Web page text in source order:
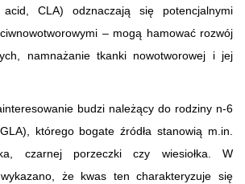
CLA) odznaczają się potencjalnymi
– mogą hamować rozwój
namnażanie tkanki nowotworowej i jej
budzi należący do rodziny n-6
którego bogate źródła stanowią m.in.
czarnej porzeczki czy wiesiołka. W
że kwas ten charakteryzuje się